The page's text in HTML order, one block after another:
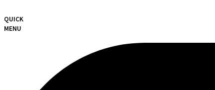
QUICK
MENU